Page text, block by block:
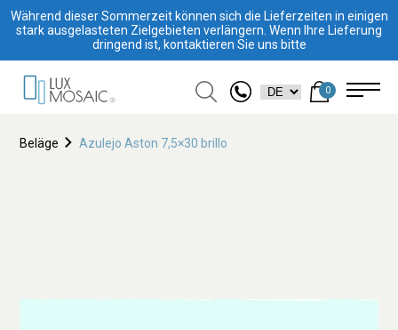
Während dieser Sommerzeit können sich die Lieferzeiten in einigen
stark ausgelasteten Zielgebieten verlängern. Wenn Ihre Lieferung
dringend ist, kontaktieren Sie uns bitte
0
Beläge Azulejo Aston 7,5×30 brillo